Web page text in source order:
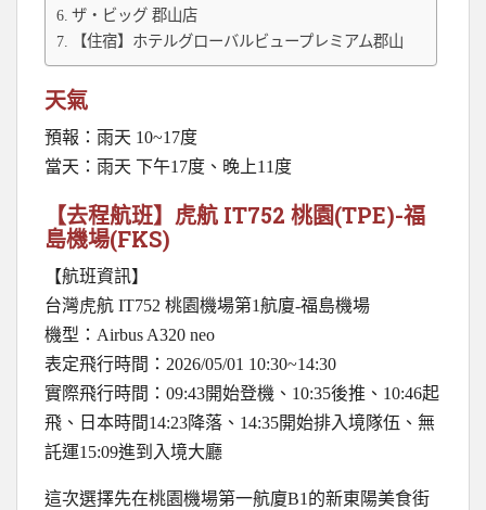
ザ・ビッグ 郡山店
【住宿】ホテルグローバルビュープレミアム郡山
天氣
預報：雨天 10~17度
當天：雨天 下午17度、晚上11度
【去程航班】虎航 IT752 桃園(TPE)-福
島機場(FKS)
【航班資訊】
台灣虎航 IT752 桃園機場第1航廈-福島機場
機型：Airbus A320 neo
表定飛行時間：2026/05/01 10:30~14:30
實際飛行時間：09:43開始登機、10:35後推、10:46起
飛、日本時間14:23降落、14:35開始排入境隊伍、無
託運15:09進到入境大廳
這次選擇先在桃園機場第一航廈B1的新東陽美食街